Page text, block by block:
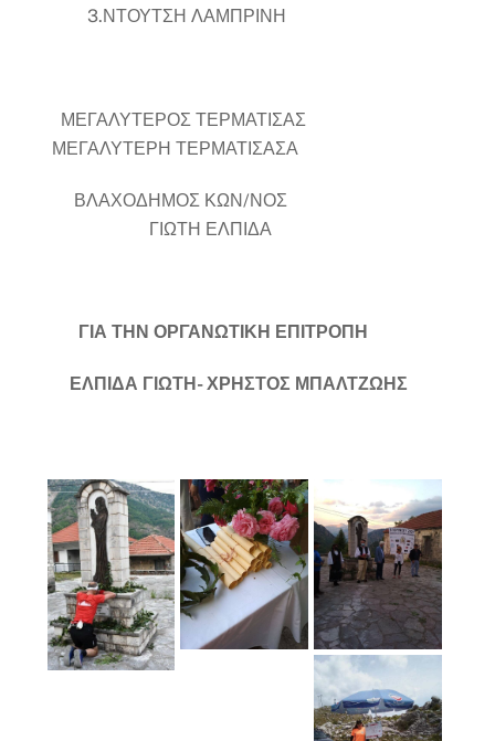
3.ΝΤΟΥΤΣΗ ΛΑΜΠΡΙΝΗ
ΜΕΓΑΛΥΤΕΡΟΣ ΤΕΡΜΑΤΙΣΑΣ
ΜΕΓΑΛΥΤΕΡΗ ΤΕΡΜΑΤΙΣΑΣΑ
ΒΛΑΧΟΔΗΜΟΣ ΚΩΝ/ΝΟΣ
ΓΙΩΤΗ ΕΛΠΙΔΑ
ΓΙΑ ΤΗΝ ΟΡΓΑΝΩΤΙΚΗ ΕΠΙΤΡΟΠΗ
ΕΛΠΙΔΑ ΓΙΩΤΗ- ΧΡΗΣΤΟΣ ΜΠΑΛΤΖΩΗΣ